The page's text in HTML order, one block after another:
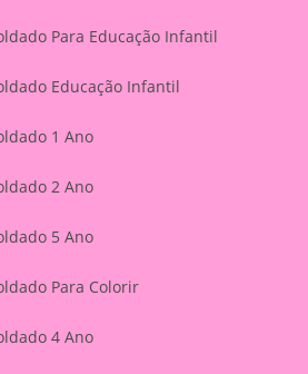
Para Educação Infantil
Educação Infantil
1 Ano
2 Ano
5 Ano
Para Colorir
4 Ano